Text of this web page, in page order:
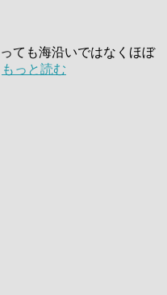
ても海沿いではなくほぼ
もっと読む